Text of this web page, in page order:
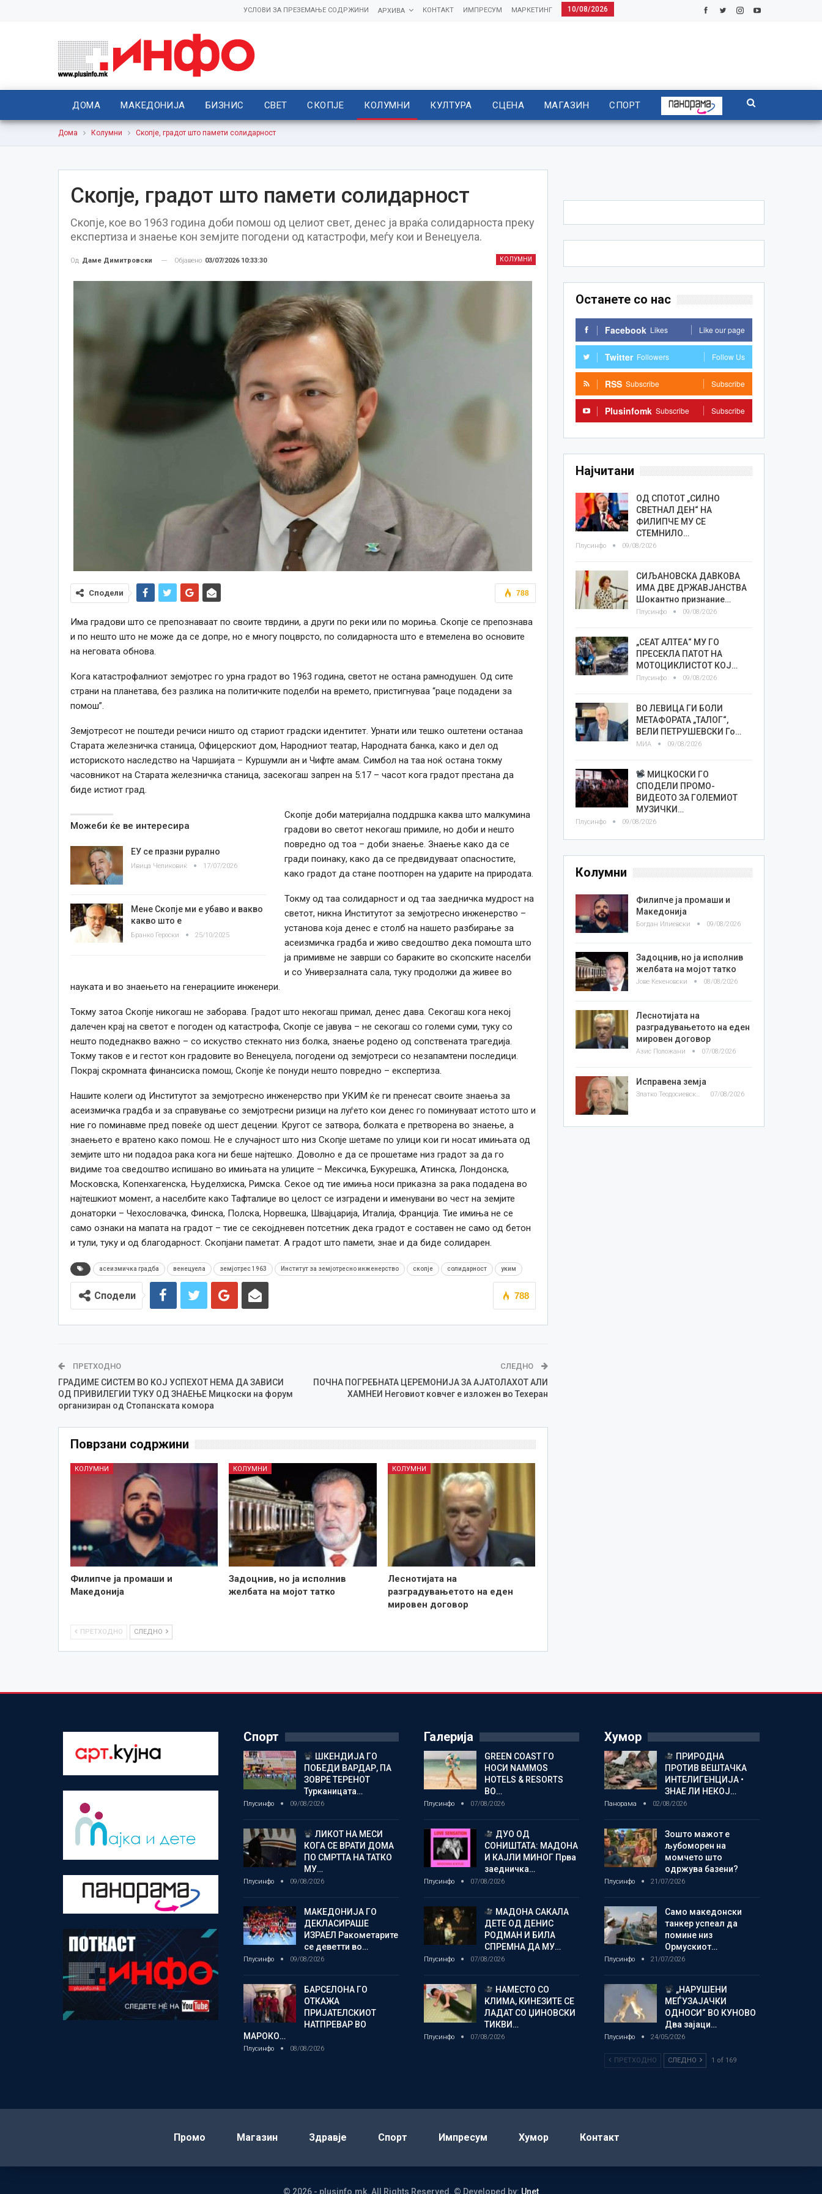
10/08/2026
МАРКЕТИНГ
ИМПРЕСУМ
КОНТАКТ
АРХИВА
УСЛОВИ ЗА ПРЕЗЕМАЊЕ СОДРЖИНИ
ДОМА МАКЕДОНИЈА БИЗНИС СВЕТ СКОПЈЕ КОЛУМНИ КУЛТУРА СЦЕНА МАГАЗИН СПОРТ
Дома Колумни Скопје, градот што памети солидарност
Скопје, градот што памети солидарност
Скопје, кое во 1963 година доби помош од целиот свет, денес ја враќа солидарноста преку
експертиза и знаење кон земјите погодени од катастрофи, меѓу кои и Венецуела.
КОЛУМНИ
Од Даме Димитровски Објавено 03/07/2026 10:33:30
788
Сподели
Има градови што се препознаваат по своите тврдини, а други по реки или по мориња. Скопје се препознава
и по нешто што не може да се допре, но е многу поцврсто, по солидарноста што е втемелена во основите
на неговата обнова.
Кога катастрофалниот земјотрес го урна градот во 1963 година, светот не остана рамнодушен. Од сите
страни на планетава, без разлика на политичките поделби на времето, пристигнуваа “раце подадени за
помош”.
Земјотресот не поштеди речиси ништо од стариот градски идентитет. Урнати или тешко оштетени останаа
Старата железничка станица, Офицерскиот дом, Народниот театар, Народната банка, како и дел од
историското наследство на Чаршијата – Куршумли ан и Чифте амам. Симбол на таа ноќ остана токму
часовникот на Старата железничка станица, засекогаш запрен на 5:17 – часот кога градот престана да
биде истиот град.
Можеби ќе ве интересира
ЕУ се празни рурално
Ивица Челиковиќ 17/07/2026
Мене Скопје ми е убаво и вакво
какво што е
Бранко Героски 25/10/2025
Скопје доби материјална поддршка каква што малкумина
градови во светот некогаш примиле, но доби и нешто
повредно од тоа – доби знаење. Знаење како да се
гради поинаку, како да се предвидуваат опасностите,
како градот да стане поотпорен на ударите на природата.
Токму од таа солидарност и од таа заедничка мудрост на
светот, никна Институтот за земјотресно инженерство –
установа која денес е столб на нашето разбирање за
aсеизмичка градба и живо сведоштво дека помошта што
ја примивме не заврши со бараките во скопските населби
и со Универзалната сала, туку продолжи да живее во
науката и во знаењето на генерациите инженери.
Токму затоа Скопје никогаш не заборава. Градот што некогаш примал, денес дава. Секогаш кога некој
далечен крај на светот е погоден од катастрофа, Скопје се јавува – не секогаш со големи суми, туку со
нешто подеднакво важно – со искуство стекнато низ болка, знаење родено од сопствената трагедија.
Токму таков е и гестот кон градовите во Венецуела, погодени од земјотреси со незапамтени последици.
Покрај скромната финансиска помош, Скопје ќе понуди нешто повредно – експертиза.
Нашите колеги од Институтот за земјотресно инженерство при УКИМ ќе ги пренесат своите знаења за
асеизмичка градба и за справување со земјотресни ризици на луѓето кои денес го поминуваат истото што и
ние го поминавме пред повеќе од шест децении. Кругот се затвора, болката е претворена во знаење, а
знаењето е вратено како помош. Не е случајност што низ Скопје шетаме по улици кои ги носат имињата од
земјите што ни подадоа рака кога ни беше најтешко. Доволно е да се прошетаме низ градот за да го
видиме тоа сведоштво испишано во имињата на улиците – Мексичка, Букурешка, Атинска, Лондонска,
Московска, Копенхагенска, Њуделхиска, Римска. Секое од тие имиња носи приказна за рака подадена во
најтешкиот момент, а населбите како Тафталиџе во целост се изградени и именувани во чест на земјите
донаторки – Чехословачка, Финска, Полска, Норвешка, Швајцарија, Италија, Франција. Тие имиња не се
само ознаки на мапата на градот – тие се секојдневен потсетник дека градот е составен не само од бетон
и тули, туку и од благодарност. Скопјани паметат. А градот што памети, знае и да биде солидарен.
асеизмичка градба венецуела земјотрес 1963 Институт за земјотресно инженерство скопје солидарност уким
788
Сподели
ПРЕТХОДНО
ГРАДИМЕ СИСТЕМ ВО КОЈ УСПЕХОТ НЕМА ДА ЗАВИСИ
ОД ПРИВИЛЕГИИ ТУКУ ОД ЗНАЕЊЕ Мицкоски на форум
организиран од Стопанската комора
СЛЕДНО
ПОЧНА ПОГРЕБНАТА ЦЕРЕМОНИЈА ЗА АЈАТОЛАХОТ АЛИ
ХАМНЕИ Неговиот ковчег е изложен во Техеран
Поврзани содржини
КОЛУМНИ
Филипче ја промаши и
Македонија
КОЛУМНИ
Задоцнив, но ја исполнив
желбата на мојот татко
КОЛУМНИ
Леснотијата на
разградувањетото на еден
мировен договор
ПРЕТХОДНО СЛЕДНО
Останете со нас
Facebook Likes Like our page
Twitter Followers Follow Us
RSS Subscribe Subscribe
Plusinfomk Subscribe Subscribe
Најчитани
ОД СПОТОТ „СИЛНО
СВЕТНАЛ ДЕН“ НА
ФИЛИПЧЕ МУ СЕ
СТЕМНИЛО…
Плусинфо 09/08/2026
СИЉАНОВСКА ДАВКОВА
ИМА ДВЕ ДРЖАВЈАНСТВА
Шокантно признание…
Плусинфо 09/08/2026
„СЕАТ АЛТЕА“ МУ ГО
ПРЕСЕКЛА ПАТОТ НА
МОТОЦИКЛИСТОТ КОЈ…
Плусинфо 09/08/2026
ВО ЛЕВИЦА ГИ БОЛИ
МЕТАФОРАТА „ТАЛОГ“,
ВЕЛИ ПЕТРУШЕВСКИ Го…
МИА 09/08/2026
МИЦКОСКИ ГО
СПОДЕЛИ ПРОМО-
ВИДЕОТО ЗА ГОЛЕМИОТ
МУЗИЧКИ…
Плусинфо 09/08/2026
Колумни
Филипче ја промаши и
Македонија
Богдан Илиевски 09/08/2026
Задоцнив, но ја исполнив
желбата на мојот татко
Јове Кекеновски 08/08/2026
Леснотијата на
разградувањетото на еден
мировен договор
Азис Положани 07/08/2026
Исправена земја
Златко Теодосиевски 07/08/2026
Спорт
ШКЕНДИЈА ГО
ПОБЕДИ ВАРДАР, ПА
ЗОВРЕ ТЕРЕНОТ
Турканицата…
Плусинфо 09/08/2026
ЛИКОТ НА МЕСИ
КОГА СЕ ВРАТИ ДОМА
ПО СМРТТА НА ТАТКО
МУ…
Плусинфо 09/08/2026
МАКЕДОНИЈА ГО
ДЕКЛАСИРАШЕ
ИЗРАЕЛ Ракометарите
се деветти во…
Плусинфо 09/08/2026
БАРСЕЛОНА ГО
ОТКАЖА
ПРИЈАТЕЛСКИОТ
НАТПРЕВАР ВО
МАРОКО…
Плусинфо 08/08/2026
Галерија
GREEN COAST ГО
НОСИ NAMMOS
HOTELS & RESORTS
ВО…
Плусинфо 07/08/2026
ДУО ОД
СОНИШТАТА: МАДОНА
И КАЈЛИ МИНОГ Прва
заедничка…
Плусинфо 07/08/2026
МАДОНА САКАЛА
ДЕТЕ ОД ДЕНИС
РОДМАН И БИЛА
СПРЕМНА ДА МУ…
Плусинфо 07/08/2026
НАМЕСТО СО
КЛИМА, КИНЕЗИТЕ СЕ
ЛАДАТ СО ЏИНОВСКИ
ТИКВИ…
Плусинфо 07/08/2026
Хумор
ПРИРОДНА
ПРОТИВ ВЕШТАЧКА
ИНТЕЛИГЕНЦИЈА •
ЗНАЕ ЛИ НЕКОЈ…
Панорама 02/08/2026
Зошто мажот е
љубоморен на
момчето што
одржува базени?
Плусинфо 21/07/2026
Само македонски
танкер успеал да
помине низ
Ормускиот…
Плусинфо 21/07/2026
„НАРУШЕНИ
МЕЃУЗАЈАЧКИ
ОДНОСИ“ ВО КУНОВО
Два зајаци…
Плусинфо 24/05/2026
ПРЕТХОДНО СЛЕДНО 1 of 169
Промо Магазин Здравје Спорт Импресум Хумор Контакт
© 2026 - plusinfo.mk. All Rights Reserved. © Developed by: Unet